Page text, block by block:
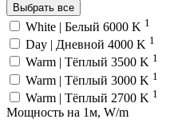
Выбрать все
White | Белый 6000 K 1
Day | Дневной 4000 K 1
Warm | Тёплый 3500 K 1
Warm | Тёплый 3000 K 1
Warm | Тёплый 2700 K 1
Мощность на 1м, W/m